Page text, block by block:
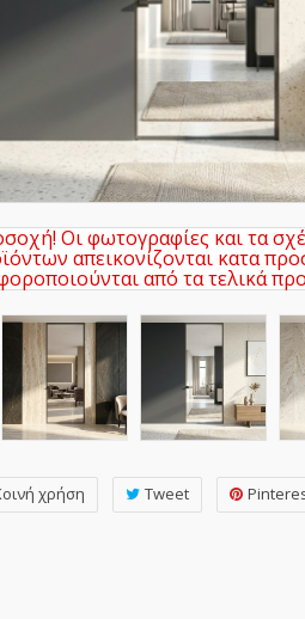
Οι φωτογραφίες και τα
απεικονίζονται κατα
από τα τελικά
χρήση Tweet